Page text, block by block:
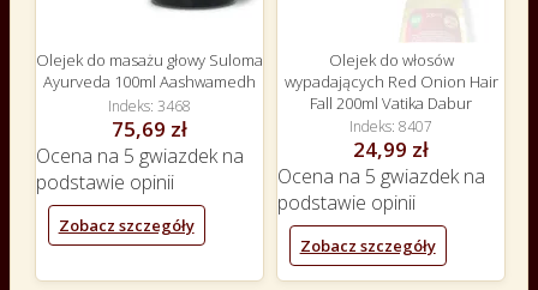
Olejek do masażu głowy Suloma
Ayurveda 100ml Aashwamedh
Indeks 3468
75,69 zł
Ocena na 5 gwiazdek na
podstawie opinii
Zobacz szczegóły
Olejek do włosów
wypadających Red Onion Hair
Fall 200ml Vatika Dabur
Indeks 8407
24,99 zł
Ocena na 5 gwiazdek na
podstawie opinii
Zobacz szczegóły